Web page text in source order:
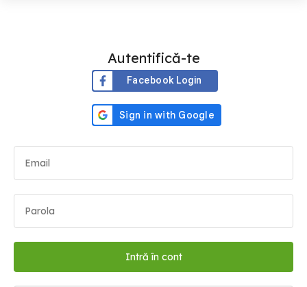
Autentifică-te
Facebook Login